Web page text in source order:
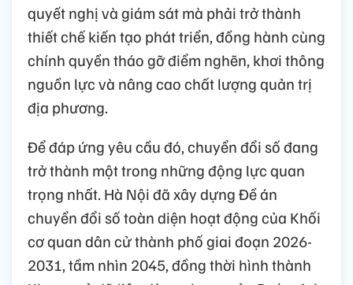
quyết nghị và giám sát mà phải trở thành
thiết chế kiến tạo phát triển, đồng hành cùng
chính quyền tháo gỡ điểm nghẽn, khơi thông
nguồn lực và nâng cao chất lượng quản trị
địa phương.
Để đáp ứng yêu cầu đó, chuyển đổi số đang
trở thành một trong những động lực quan
trọng nhất. Hà Nội đã xây dựng Đề án
chuyển đổi số toàn diện hoạt động của Khối
cơ quan dân cử thành phố giai đoạn 2026-
2031, tầm nhìn 2045, đồng thời hình thành